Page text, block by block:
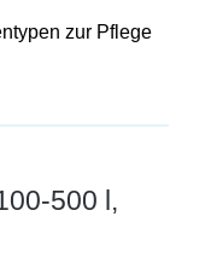
zur Pflege
500 l,